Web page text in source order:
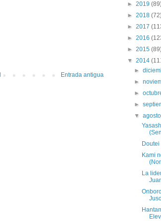
Entrada antigua
► 2019
► 2018
► 2017
► 2016
► 2015
▼ 2014
►
►
►
►
▼
Kami
La